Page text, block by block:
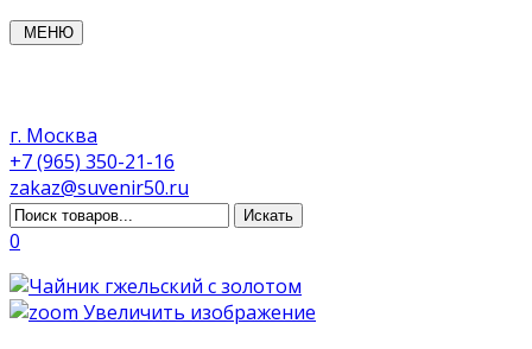
МЕНЮ
г. Москва
+7 (965) 350-21-16
zakaz@suvenir50.ru
0
Увеличить изображение